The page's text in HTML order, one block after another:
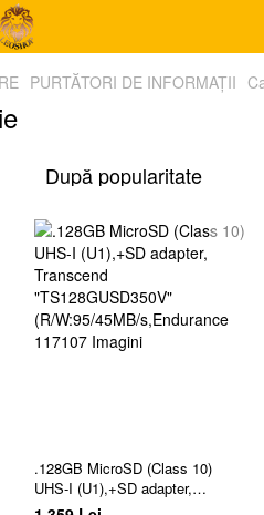
PURTĂTORI DE INFORMAȚII
După popularitate
.128GB MicroSD (Class 10)
UHS-I (U1),+SD adapter,
Transcend "TS128GUSD350V"